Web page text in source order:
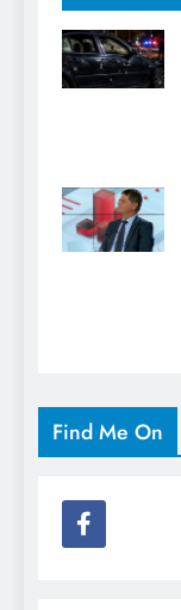
Find Me On